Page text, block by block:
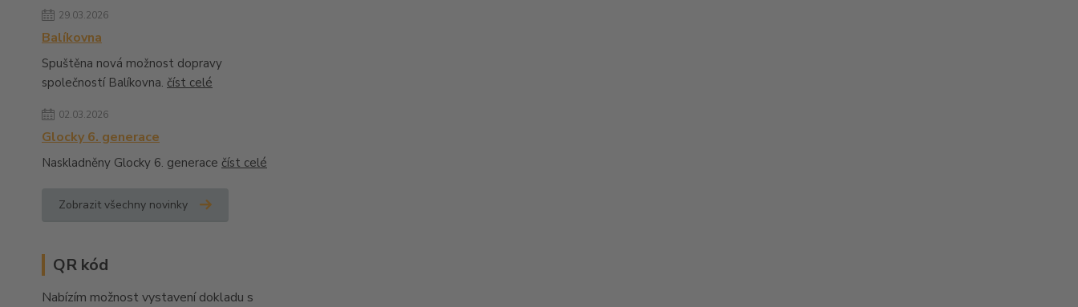
29.03.2026
Balíkovna
Spuštěna nová možnost dopravy
společností Balíkovna. číst celé
02.03.2026
Glocky 6. generace
Naskladněny Glocky 6. generace číst celé
Zobrazit všechny novinky
QR kód
Nabízím možnost vystavení dokladu s